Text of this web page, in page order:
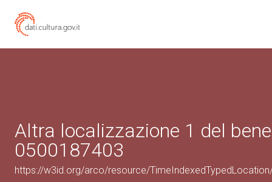
Altra localizzazione 1 del
0500187403
https://w3id.org/arco/resource/